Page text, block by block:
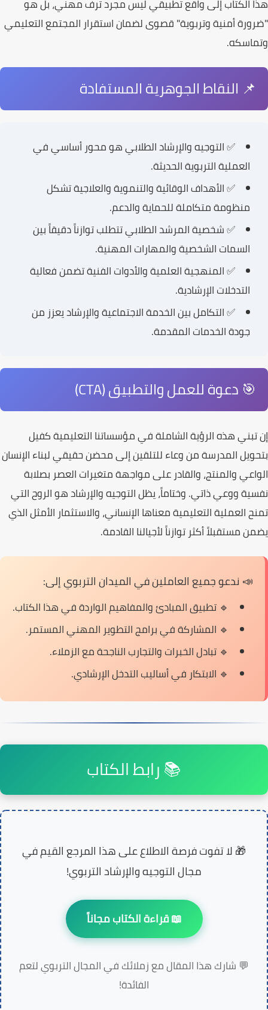
هذاالكتابإلى واقع تطبيقي ليس مجرد ترف مهني، بل هو
"ضرورة أمنية وتربوية" قصوى لضمان استقرار المجتمع التعليمي
وتماسكه.
📌 النقاط الجوهرية المستفادة
✅ التوجيه والإرشاد الطلابي هو محور أساسي في
العملية التربوية الحديثة.
✅ الأهداف الوقائية والتنموية والعلاجية تشكل
منظومة متكاملة للحماية والدعم.
✅ شخصية المرشد الطلابي تتطلب توازناً دقيقاً بين
السمات الشخصية والمهارات المهنية.
✅ المنهجية العلمية والأدوات الفنية تضمن فعالية
التدخلات الإرشادية.
✅ التكامل بين الخدمة الاجتماعية والإرشاد يعزز من
جودة الخدمات المقدمة.
🎯 دعوة للعمل والتطبيق (CTA)
إن تبني هذه الرؤية الشاملة في مؤسساتنا التعليمية كفيل
بتحويل المدرسة من وعاء للتلقين إلى محضن حقيقي لبناء الإنسان
الواعي والمنتج، والقادر على مواجهة متغيرات العصر بصلابة
نفسية ووعي ذاتي. وختاماً، يظل التوجيه والإرشاد هو الروح التي
تمنح العملية التعليمية معناها الإنساني، والاستثمار الأمثل الذي
يضمن مستقبلاً أكثر توازناً لأجيالنا القادمة.
📣 ندعو جميع العاملين في الميدان التربوي إلى:
🔹 تطبيق المبادئ والمفاهيم الواردة في هذا الكتاب.
🔹 المشاركة في برامج التطوير المهني المستمر.
🔹 تبادل الخبرات والتجارب الناجحة مع الزملاء.
🔹 الابتكار في أساليب التدخل الإرشادي.
📚 رابط الكتاب
🎁لا تفوت فرصة الاطلاع على هذا المرجع القيم في
مجال التوجيه والإرشاد التربوي!
📖 قراءة الكتاب مجاناً
💬 شارك هذا المقال مع زملائك في المجال التربوي لتعم
الفائدة!